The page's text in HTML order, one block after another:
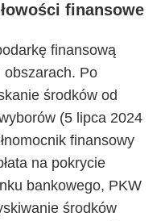
finansowe
finansową
obszarach. Po
środków od
(5 lipca 2024
finansowy
na pokrycie
bankowego, PKW
środków